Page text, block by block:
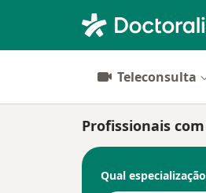
Teleconsulta
Profissionais
Qual